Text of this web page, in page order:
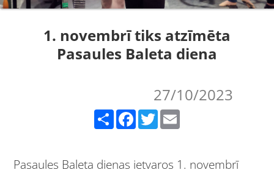
1. novembrī tiks atzīmēta
Pasaules Baleta diena
27/10/2023
Facebook Twitter
Pasaules Baleta dienas ietvaros 1. novembrī